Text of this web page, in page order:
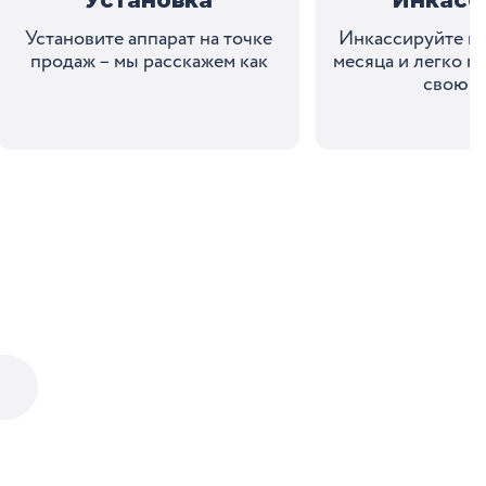
Установите аппарат на точке
продаж – мы расскажем как
Инкассируйте
месяца и легко
свою